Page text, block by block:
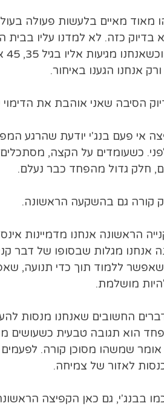
מאוד מאיים בלעשות פעולה
בדיוק כזה. לא למדנו עליו
אנחנו הגענו באיחור.
הסיבה שאני אוהבת את הדימוי
אי פעם בנג'י יודעת שהרגע
כשעומדים על הקצה,
חלק גדול מהפחד כבר נעלם.
קורה גם בהשקעה הראשונה.
הראשונה אנחנו מדמיינות
אנחנו מגלות שבסופו של דבר
שאפשר ללמוד תוך כדי תנועה,
מושלמת.
החשובים שאנחנו מנסות
הוא תגובה טבעית כשעושים
שמשהו מסוכן קורה. לפעמים
לאזור של צמיחה.
כמו בבנג'י, גם כאן הקפיצה